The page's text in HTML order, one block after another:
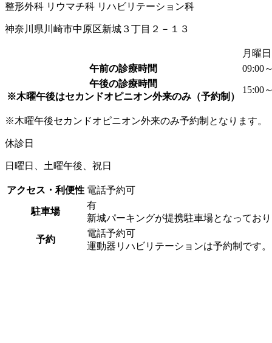
整形外科 リウマチ科 リハビリテーション科
神奈川県川崎市中原区新城３丁目２－１３
月曜日
午前の診療時間
09:00
午後の診療時間
※木曜午後はセカンドオピニオン外来のみ（予約制）
15:00
※木曜午後セカンドオピニオン外来のみ予約制となります。
休診日
日曜日、土曜午後、祝日
アクセス・利便性 電話予約可
駐車場
有
新城パーキングが提携駐車場となっており
予約
電話予約可
運動器リハビリテーションは予約制です。